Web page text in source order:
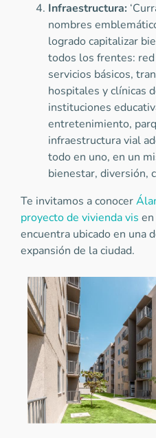
Infraestructura:
nombres
logrado capitalizar
todos los frentes:
servicios básicos,
hospitales y clínicas
instituciones
entretenimiento,
infraestructura vial
todo en uno, en un
bienestar, diversión,
Te invitamos a conocer
proyecto de vivienda vis
encuentra ubicado en una
expansión de la ciudad.